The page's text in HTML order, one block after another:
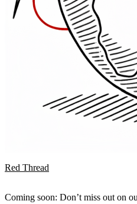
Red Thread
Coming soon: Don’t miss out on